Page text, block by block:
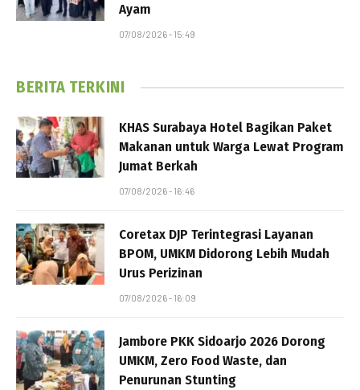
Ayam
07/08/2026 - 15:49
BERITA TERKINI
KHAS Surabaya Hotel Bagikan Paket
Makanan untuk Warga Lewat Program
Jumat Berkah
07/08/2026 - 16:46
Coretax DJP Terintegrasi Layanan
BPOM, UMKM Didorong Lebih Mudah
Urus Perizinan
07/08/2026 - 16:09
Jambore PKK Sidoarjo 2026 Dorong
UMKM, Zero Food Waste, dan
Penurunan Stunting